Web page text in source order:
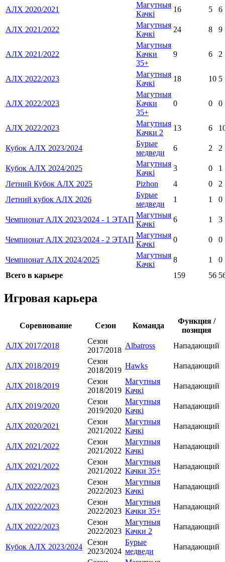
АЛХ 2020/2021
Магутныя
Качкі
16 5 6
АЛХ 2021/2022
Магутныя
Качкі
24 8 9
АЛХ 2021/2022
Магутныя
Качки
35+
9 6 2
АЛХ 2022/2023
Магутныя
Качкі
18 10 5
АЛХ 2022/2023
Магутныя
Качки
35+
0 0 0
АЛХ 2022/2023
Магутныя
Качки 2
13 6
Кубок АЛХ 2023/2024
Бурые
медведи
6 2 2
Кубок АЛХ 2024/2025
Магутныя
Качкі
3 0
1
Летний Кубок АЛХ 2025
Pizhon 4 0
2
Летний кубок АЛХ 2026
Бурые
медведи
1 1 0
Чемпионат АЛХ 2023/2024 - 1 ЭТАП
Магутныя
Качкі
6 1 3
Чемпионат АЛХ 2023/2024 - 2 ЭТАП
Магутныя
Качкі
0 0 0
Чемпионат АЛХ 2024/2025
Магутныя
Качкі
8 1
0
Всего в карьере
159 56
Игровая карьера
Соревнование Сезон Команда
Функция /
позиция
АЛХ 2017/2018
Сезон
2017/2018
Albatross Нападающий
АЛХ 2018/2019
Сезон
2018/2019
Hawks Нападающий
АЛХ 2018/2019
Сезон
2018/2019
Магутныя
Качкі
Нападающий
АЛХ 2019/2020
Сезон
2019/2020
Магутныя
Качкі
Нападающий
АЛХ 2020/2021
Сезон
2021/2022
Магутныя
Качкі
Нападающий
АЛХ 2021/2022
Сезон
2021/2022
Магутныя
Качкі
Нападающий
АЛХ 2021/2022
Сезон
2021/2022
Магутныя
Качки 35+
Нападающий
АЛХ 2022/2023
Сезон
2022/2023
Магутныя
Качкі
Нападающий
АЛХ 2022/2023
Сезон
2022/2023
Магутныя
Качки 35+
Нападающий
АЛХ 2022/2023
Сезон
2022/2023
Магутныя
Качки 2
Нападающий
Кубок АЛХ 2023/2024
Сезон
2023/2024
Бурые
медведи
Нападающий